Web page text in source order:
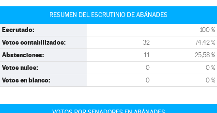
RESUMEN DEL ESCRUTINIO DE ABÁNADES
Escrutado: 100 %
Votos contabilizados: 32 74,42 %
Abstenciones: 11 25,58 %
Votos nulos: 0 0 %
Votos en blanco: 0 0 %